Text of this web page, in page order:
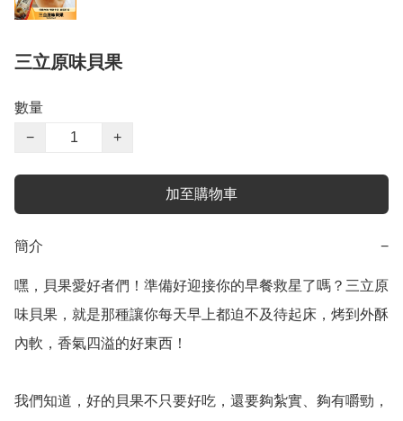
三立原味貝果
數量
−
+
加至購物車
簡介 −
嘿，貝果愛好者們！準備好迎接你的早餐救星了嗎？三立原
味貝果，就是那種讓你每天早上都迫不及待起床，烤到外酥
內軟，香氣四溢的好東西！
我們知道，好的貝果不只要好吃，還要夠紮實、夠有嚼勁，